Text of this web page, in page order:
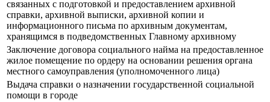
связанных с подготовкой и предоставлением архивной
справки, архивной выписки, архивной копии и
информационного письма по архивным документам,
хранящимся в подведомственных Главному архивному
Заключение договора социального найма на предоставленное
жилое помещение по ордеру на основании решения органа
местного самоуправления (уполномоченного лица)
Выдача справки о назначении государственной социальной
помощи в городе